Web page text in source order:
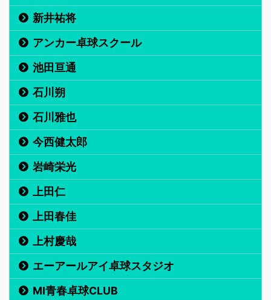
新井祐将
アンカー卓球スクール
池田亘通
石川朔
石川雅也
今西健太郎
岩崎栄光
上田仁
上田春佳
上村慶哉
エーアールアイ卓球スタジオ
MI青春卓球CLUB